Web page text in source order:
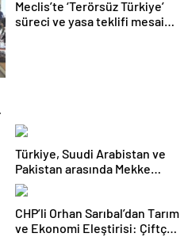
Meclis’te ‘Terörsüz Türkiye’
süreci ve yasa teklifi mesaisi:
Türkiye, Suudi Arabistan ve
Pakistan arasında Mekke
Ortak Savunma Anlaşması
imzalandı
CHP’li Orhan Sarıbal’dan Tarım
ve Ekonomi Eleştirisi: Çiftçi